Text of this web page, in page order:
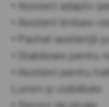
• Asistent adaptiv
• Asistent limitare
• Pachet asistență
• Stabilizare pentru
• Asistent pentru
Lumini și vizibilitate